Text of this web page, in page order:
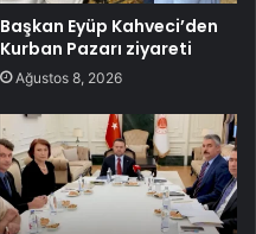
Başkan Eyüp Kahveci’den
Kurban Pazarı ziyareti
Ağustos 8, 2026